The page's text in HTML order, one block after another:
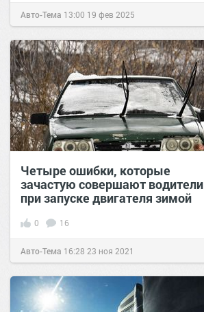
Авто-Тема 13:00 19 фев 2025
Четыре ошибки, которые
зачастую совершают водители
при запуске двигателя зимой
0 16
Авто-Тема 16:28 23 ноя 2021